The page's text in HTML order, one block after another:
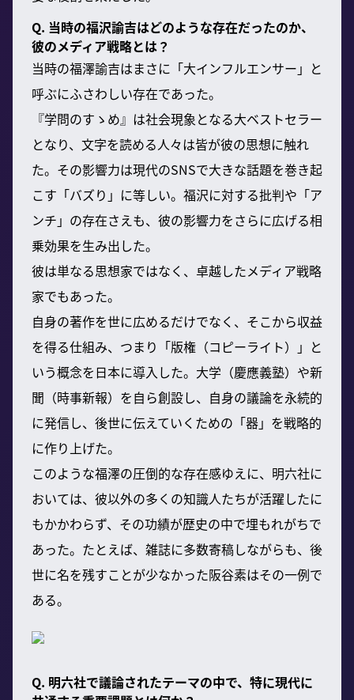
Q. 当時の福沢諭吉はどのような存在だったのか、
彼のメディア戦略とは？
当時の福澤諭吉はまさに「大インフルエンサー」と
呼ぶにふさわしい存在であった。
『学問のすゝめ』は社会現象となる大ベストセラー
となり、文字を読める人々は皆が彼の思想に触れ
た。その影響力は現代のSNSで大きな話題を巻き起
こす「バズり」に等しい。福沢に対する批判や「ア
ンチ」の存在さえも、彼の影響力をさらに広げる相
乗効果を生み出した。
彼は単なる思想家ではなく、卓越したメディア戦略
家でもあった。
自身の著作を世に広めるだけでなく、そこから収益
を得る仕組み、つまり「版権（コピーライト）」と
いう概念を日本に導入した。大学（慶應義塾）や新
聞（時事新報）を自ら創設し、自身の議論を永続的
に発信し、後世に伝えていくための「器」を戦略的
に作り上げた。
このような福澤の圧倒的な存在感ゆえに、明六社に
おいては、彼以外の多くの知識人たちが活躍したに
もかかわらず、その功績が歴史の中で埋もれがちで
あった。たとえば、雑誌に多数寄稿しながらも、後
世に名を残すことが少なかった阪谷素はその一例で
ある。
Q. 明六社で議論されたテーマの中で、特に現代に